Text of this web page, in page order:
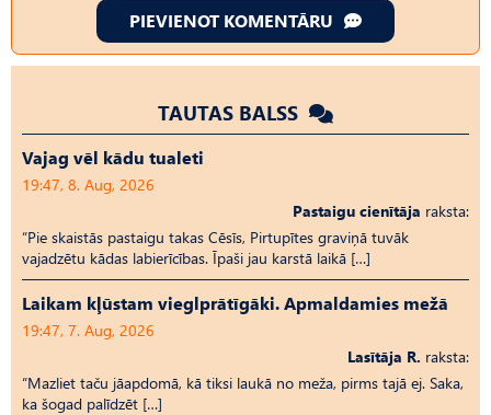
PIEVIENOT KOMENTĀRU
TAUTAS BALSS
Vajag vēl kādu tualeti
19:47, 8. Aug, 2026
Pastaigu cienītāja raksta:
“Pie skaistās pastaigu takas Cēsīs, Pirtupītes graviņā tuvāk
vajadzētu kādas labierīcības. Īpaši jau karstā laikā […]
Laikam kļūstam vieglprātīgāki. Apmaldamies mežā
19:47, 7. Aug, 2026
Lasītāja R. raksta:
“Mazliet taču jāapdomā, kā tiksi laukā no meža, pirms tajā ej. Saka,
ka šogad palīdzēt […]